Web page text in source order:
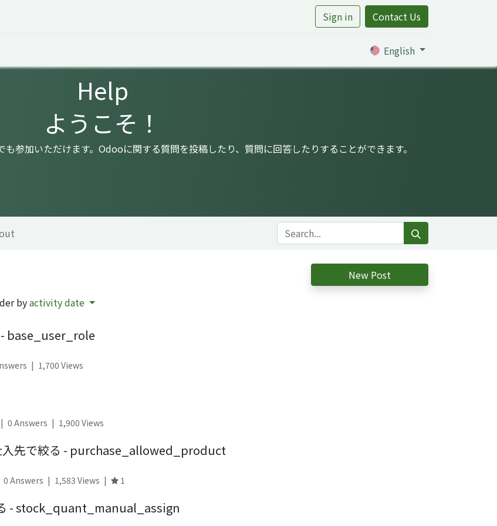
Sign in Contact Us
English
Help
ようこそ！
参加いただけます。Odooに関する質問を投稿したり、質問に回答したりすることができます。
New Post
byactivity date
- base_user_role
| 1,700 Views
| 0 Answers | 1,900 Views
入先で絞る - purchase_allowed_product
0 Answers | 1,583 Views | 1
- stock_quant_manual_assign